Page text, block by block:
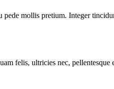
mollis pretium. Integer
felis, ultricies nec, pellentesque